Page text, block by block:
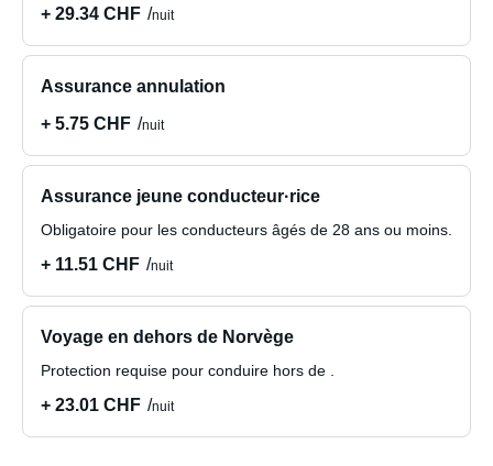
+ 29.34 CHF
nuit
Assurance annulation
+ 5.75 CHF
nuit
Assurance jeune conducteur·rice
Obligatoire pour les conducteurs âgés de 28 ans ou moins.
+ 11.51 CHF nuit
Voyage en dehors de Norvège
Protection requise pour conduire hors de .
+ 23.01 CHF nuit